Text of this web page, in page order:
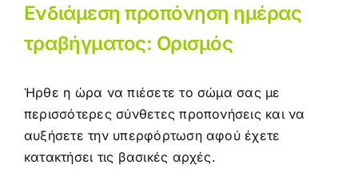
Ενδιάμεση προπόνηση ημέρας
τραβήγματος: Ορισμός
Ήρθε η ώρα να πιέσετε το σώμα σας με
περισσότερες σύνθετες προπονήσεις και να
αυξήσετε την υπερφόρτωση αφού έχετε
κατακτήσει τις βασικές αρχές.